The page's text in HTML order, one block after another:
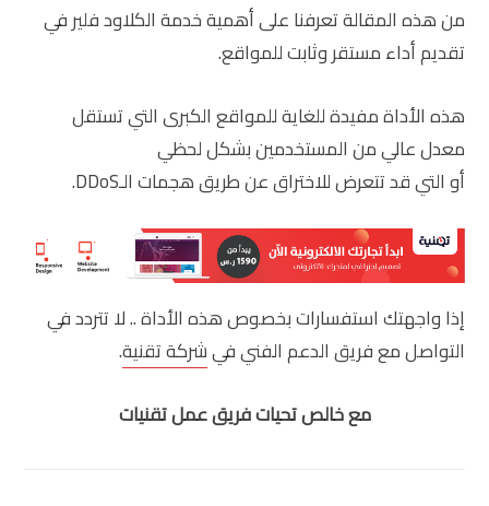
من هذه المقالة تعرفنا على أهمية خدمة الكلاود فلير في
تقديم أداء مستقر وثابت للمواقع.
هذه الأداة مفيدة للغاية للمواقع الكبرى التي تستقل
معدل عالي من المستخدمين بشكل لحظي
أو التي قد تتعرض للاختراق عن طريق هجمات الـDDoS.
إذا واجهتك استفسارات بخصوص هذه الأداة .. لا تتردد في
التواصل مع فريق الدعم الفني فيشركة تقنية.
مع خالص تحيات فريق عمل تقنيات